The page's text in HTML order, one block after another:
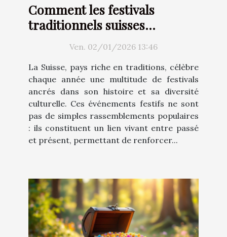
Comment les festivals
traditionnels suisses
renforcent-ils l'identité
culturelle ?Ven. 02/01/2026 13:46
La Suisse, pays riche en traditions, célèbre
chaque année une multitude de festivals
ancrés dans son histoire et sa diversité
culturelle. Ces événements festifs ne sont
pas de simples rassemblements populaires
: ils constituent un lien vivant entre passé
et présent, permettant de renforcer...